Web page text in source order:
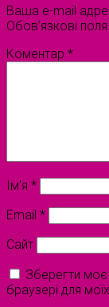
Ваша e-mail
Обов’язкові
Коментар *
Ім'я *
Email *
Сайт
Зберегти моє
браузері для